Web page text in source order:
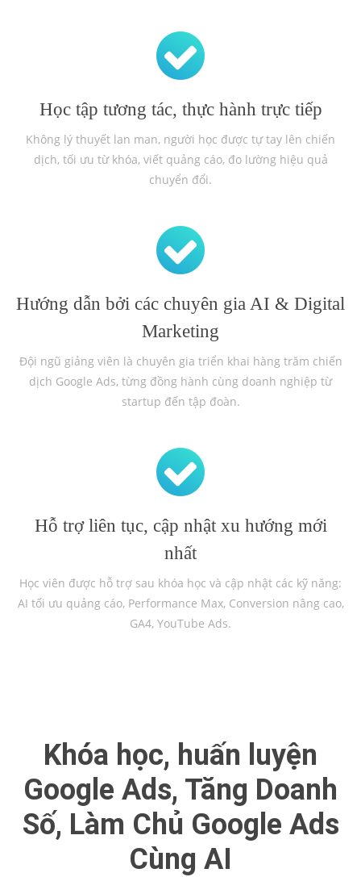
Học tập tương tác, thực hành trực tiếp
Không lý thuyết lan man, người học được tự tay lên chiến
dịch, tối ưu từ khóa, viết quảng cáo, đo lường hiệu quả
chuyển đổi.
Hướng dẫn bởi các chuyên gia AI & Digital
Marketing
Đội ngũ giảng viên là chuyên gia triển khai hàng trăm chiến
dịch Google Ads, từng đồng hành cùng doanh nghiệp từ
startup đến tập đoàn.
Hỗ trợ liên tục, cập nhật xu hướng mới
nhất
Học viên được hỗ trợ sau khóa học và cập nhật các kỹ năng:
AI tối ưu quảng cáo, Performance Max, Conversion nâng cao,
GA4, YouTube Ads.
Khóa học, huấn luyện
Google Ads, Tăng Doanh
Số, Làm Chủ Google Ads
Cùng AI